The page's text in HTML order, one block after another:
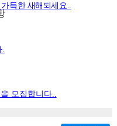
음 가득 제철나물,
알레르기 비염
뚜기, 브랜드 경험
24]물 끊기? 당류부
득한 새해되세요..
.
모집합니다..